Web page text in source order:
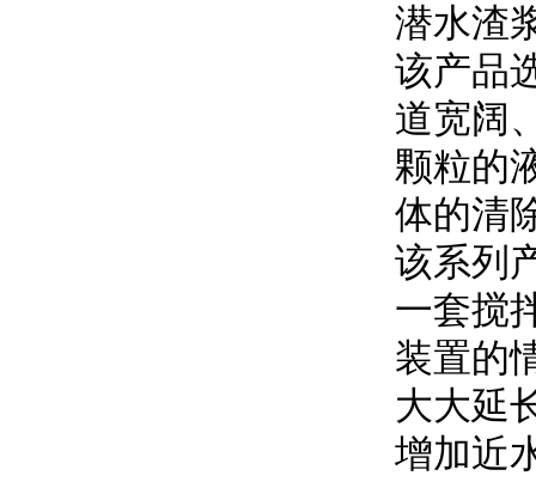
潜水渣
该产品
道宽阔
颗粒的
体的清
该系列
一套搅
装置的
大大延
增加近